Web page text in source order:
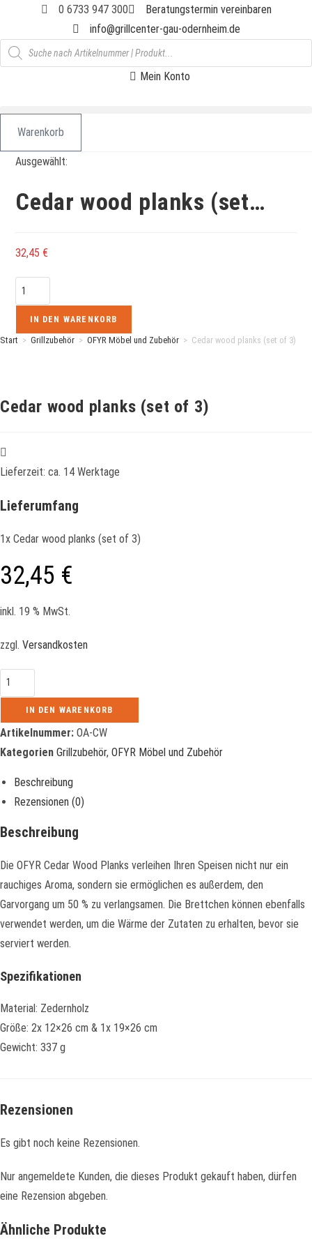
springen
0 6733 947 300
Beratungstermin vereinbaren
info@grillcenter-gau-odernheim.de
Products
search
Mein Konto
Warenkorb
Ausgewählt:
Cedar wood planks (set…
32,45 €
Cedar
wood
planks
(set
IN DEN WARENKORB
Start > Grillzubehör > OFYR Möbel und Zubehör > Cedar wood planks (set of 3)
Cedar wood planks (set of 3)
Lieferzeit: ca. 14 Werktage
Lieferumfang
1x Cedar wood planks (set of 3)
32,45 €
inkl. 19 % MwSt.
zzgl. Versandkosten
Cedar
wood
(set
of
Menge
IN DEN WARENKORB
Artikelnummer: OA-CW
Kategorien Grillzubehör, OFYR Möbel und Zubehör
Beschreibung
Rezensionen (0)
Beschreibung
Die OFYR Cedar Wood Planks verleihen Ihren Speisen nicht nur ein
rauchiges Aroma, sondern sie ermöglichen es außerdem, den
Garvorgang um 50 % zu verlangsamen. Die Brettchen können ebenfalls
verwendet werden, um die Wärme der Zutaten zu erhalten, bevor sie
serviert werden.
Spezifikationen
Material: Zedernholz
Größe: 2x 12×26 cm & 1x 19×26 cm
Gewicht: 337 g
Rezensionen
Es gibt noch keine Rezensionen.
Nur angemeldete Kunden, die dieses Produkt gekauft haben, dürfen
eine Rezension abgeben.
Ähnliche Produkte